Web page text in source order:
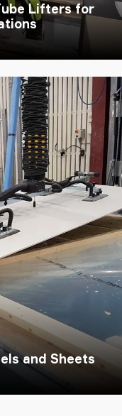
Lifters for
and Sheets